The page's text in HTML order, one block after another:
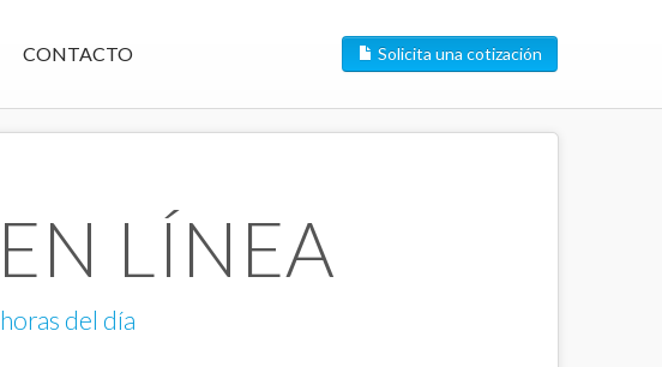
CONTACTO Solicita una cotización
LÍNEA
del día